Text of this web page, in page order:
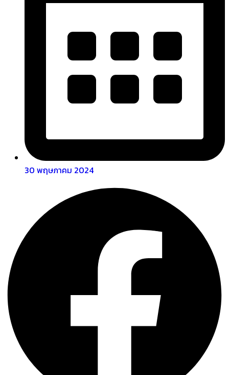
30 พฤษภาคม 2024